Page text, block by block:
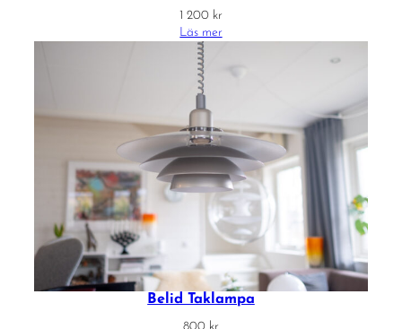
1 200 kr
Läs mer
Belid Taklampa